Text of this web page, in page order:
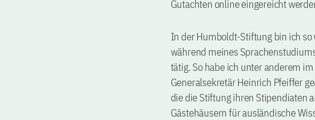
Gutachten online eingereicht
In der Humboldt-Stiftung bin ich so
während meines
tätig. So habe ich unter anderem
Generalsekretär Heinrich Pfeiffer
die die Stiftung ihren Stipendiaten
Gästehäusern für ausländische